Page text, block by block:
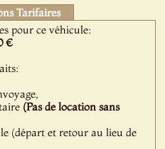
Tarifaires
pour ce véhicule:
€
(Pas de location sans
(départ et retour au lieu de